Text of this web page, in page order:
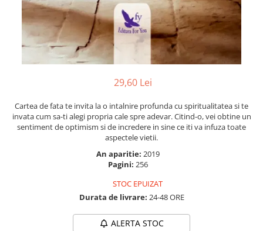
SelfConnect
SelfHealing
Vindecare Spirituala
Sanatate
Masaj
MedConnect
29,60 Lei
Cartea de fata te invita la o intalnire profunda cu spiritualitatea si te
invata cum sa-ti alegi propria cale spre adevar. Citind-o, vei obtine un
sentiment de optimism si de incredere in sine ce iti va infuza toate
aspectele vietii.
An aparitie: 2019
Pagini: 256
STOC EPUIZAT
Durata de livrare: 24-48 ORE
ALERTA STOC